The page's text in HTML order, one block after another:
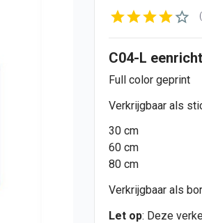
C04-L
Full color geprint
Verkrijgbaar als
30 cm
60 cm
80 cm
Verkrijgbaar als
Let op: Deze